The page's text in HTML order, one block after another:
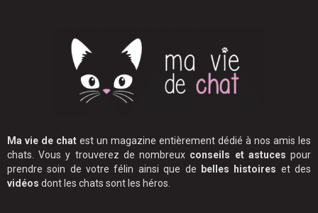
Ma vie de chat est un magazine entièrement dédié à nos amis les
chats. Vous y trouverez de nombreux conseils et astuces pour
prendre soin de votre félin ainsi que de belles histoires et des
vidéos dont les chats sont les héros.